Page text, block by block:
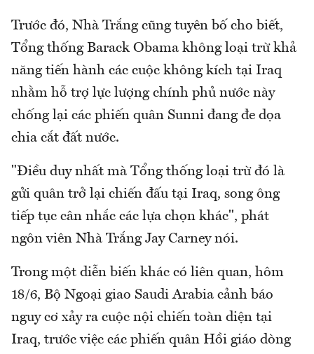
Trước đó, Nhà Trắng cũng tuyên bố cho biết,
Tổng thống Barack Obama không loại trừ khả
năng tiến hành các cuộc không kích tại Iraq
nhằm hỗ trợ lực lượng chính phủ nước này
chống lại các phiến quân Sunni đang đe dọa
chia cắt đất nước.
"Điều duy nhất mà Tổng thống loại trừ đó là
gửi quân trở lại chiến đấu tại Iraq, song ông
tiếp tục cân nhắc các lựa chọn khác", phát
ngôn viên Nhà Trắng Jay Carney nói.
Trong một diễn biến khác có liên quan, hôm
18/6, Bộ Ngoại giao Saudi Arabia cảnh báo
nguy cơ xảy ra cuộc nội chiến toàn diện tại
Iraq, trước việc các phiến quân Hồi giáo dòng